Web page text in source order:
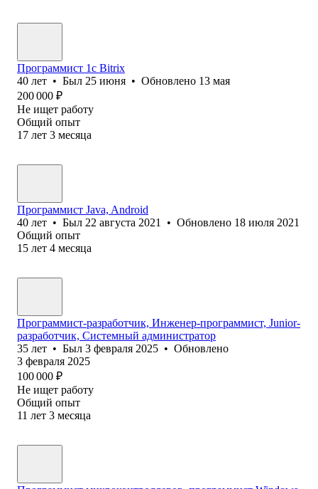
Программист 1c Bitrix
40 лет • Был 25 июня • Обновлено 13 мая
200 000 ₽
Не ищет работу
Общий опыт
17 лет 3 месяца
Программист Java, Android
40 лет • Был 22 августа 2021 • Обновлено 18 июля 2021
Общий опыт
15 лет 4 месяца
Программист-разработчик, Инженер-программист, Junior-
разработчик, Системный администратор
35 лет • Был 3 февраля 2025 • Обновлено
3 февраля 2025
100 000 ₽
Не ищет работу
Общий опыт
11 лет 3 месяца